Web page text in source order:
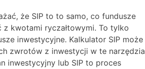
że SIP to to samo, co fundusze
z kwotami ryczałtowymi. To tylko
inwestycyjne. Kalkulator SIP może
zwrotów z inwestycji w te narzędzia
inwestycyjny lub SIP to proces